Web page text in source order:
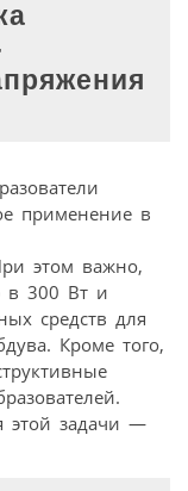
применение в
этом важно,
в 300 Вт и
средств для
Кроме того,
этой задачи —